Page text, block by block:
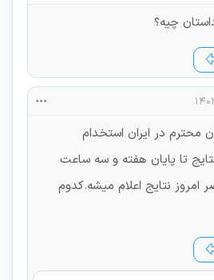
چیه؟
محترم در ایران استخدام
نتایج تا پایان هفته و سه ساعت
امروز نتایج اعلام میشه.کدوم